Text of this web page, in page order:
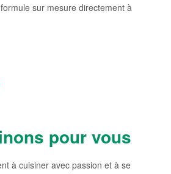
sur mesure directement à
pour vous
à cuisiner avec passion et à se